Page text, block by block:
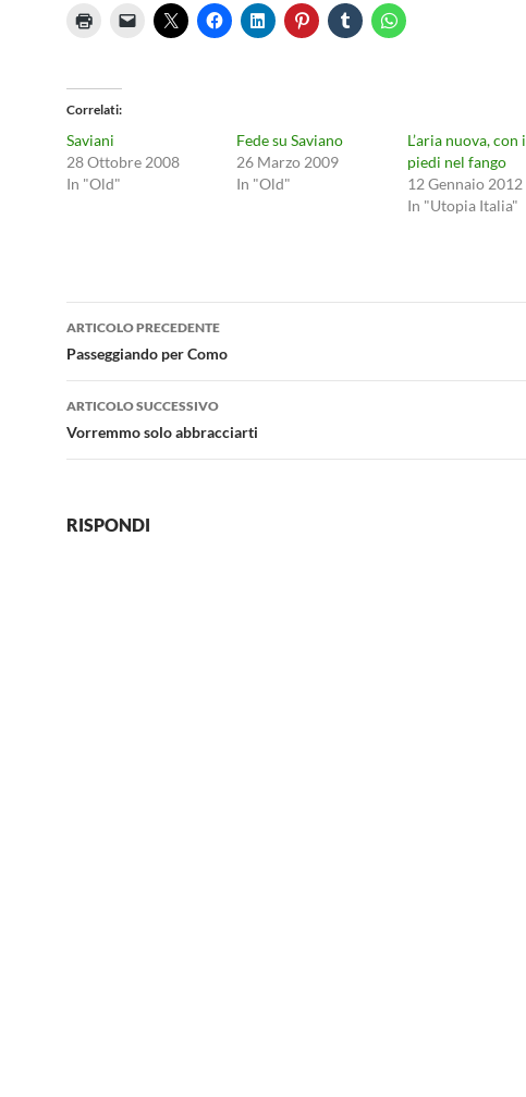
Correlati
Saviani
28 Ottobre 2008
In "Old"
Fede su Saviano
26 Marzo 2009
In "Old"
L’aria nuova, con i
piedi nel fango
12 Gennaio 2012
In "Utopia Italia"
Navigazione
articolo
ARTICOLO PRECEDENTE
Passeggiando per Como
ARTICOLO SUCCESSIVO
Vorremmo solo abbracciarti
RISPONDI